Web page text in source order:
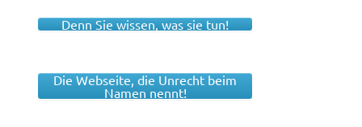
Denn Sie wissen, was sie tun!
Die Webseite, die Unrecht beim
Namen nennt!